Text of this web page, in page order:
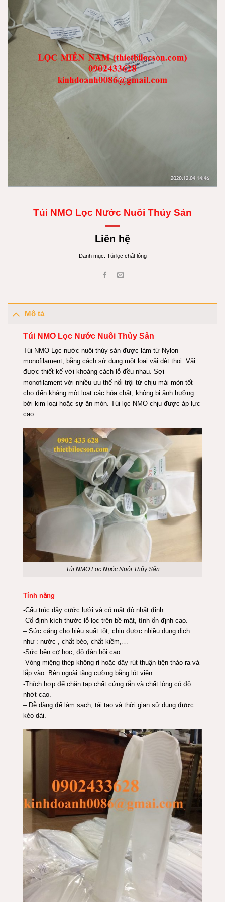
Túi NMO Lọc Nước Nuôi Thủy Sản
Liên hệ
Danh mục: Túi lọc chất lỏng
Mô tả
Túi NMO Lọc Nước Nuôi Thủy Sản
Túi NMO Lọc nước nuôi thủy sản được làm từ Nylon
monofilament, bằng cách sử dụng một loại vải dệt thoi. Vải
được thiết kế với khoảng cách lỗ đều nhau. Sợi
monofilament với nhiều ưu thế nổi trội từ chịu mài mòn tốt
cho đến kháng một loạt các hóa chất, không bị ảnh hưởng
bởi kim loại hoặc sự ăn mòn. Túi lọc NMO chịu được áp lực
cao
Túi NMO Lọc Nước Nuôi Thủy Sản
Tính năng
-Cấu trúc dây cước lưới và có mật độ nhất định.
-Cố định kích thước lỗ lọc trên bề mặt, tính ổn định cao.
– Sức căng cho hiệu suất tốt, chịu được nhiều dung dịch
như : nước , chất béo, chất kiềm,…
-Sức bền cơ học, độ đàn hồi cao.
-Vòng miệng thép không rỉ hoặc dây rút thuận tiện tháo ra và
lắp vào. Bên ngoài tăng cường bằng lót viền.
-Thích hợp để chặn tạp chất cứng rắn và chất lỏng có độ
nhớt cao.
– Dễ dàng để làm sạch, tái tạo và thời gian sử dụng được
kéo dài.